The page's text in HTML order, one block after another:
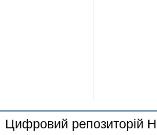
Цифровий репозиторій